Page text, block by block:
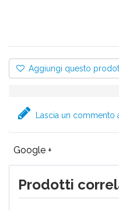
Aggiungi questo
Lascia un commento
Google +
Prodotti